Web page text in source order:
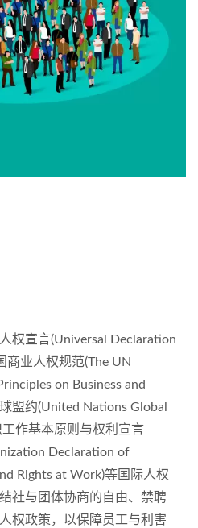
权宣言(Universal Declaration
商业人权规范(The UN
on Business and
盟约(United Nations Global
作基本原则与权利宣言
Declaration of
Rights at Work)等国际人权
社与团体协商的自由、禁聘
权政策，以保障员工与利害